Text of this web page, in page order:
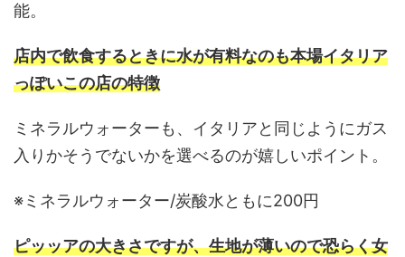
能。
店内で飲食するときに水が有料なのも本場イタリア
っぽいこの店の特徴
ミネラルウォーターも、イタリアと同じようにガス
入りかそうでないかを選べるのが嬉しいポイント。
※ミネラルウォーター/炭酸水ともに200円
ピッッアの大きさですが、生地が薄いので恐らく女